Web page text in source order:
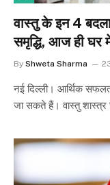
वास्तु के इन 4
समृद्धि, आज ही घर
By Shweta Sharma
नई दिल्ली। आर्थिक
जा सकते हैं। वास्तु शास्त्र